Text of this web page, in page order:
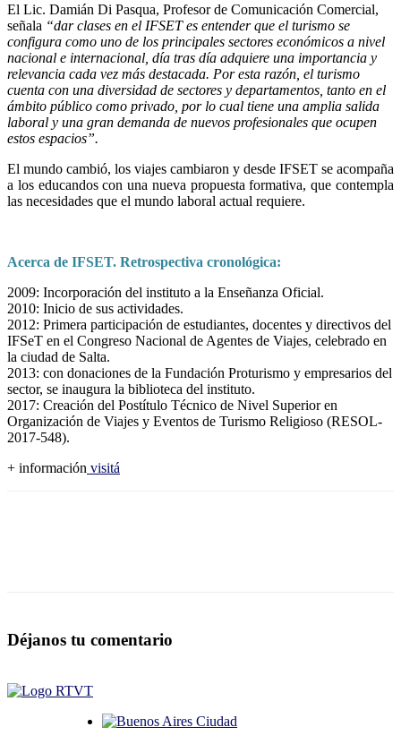
El Lic. Damián Di Pasqua, Profesor de Comunicación Comercial,
señala “dar clases en el IFSET es entender que el turismo se
configura como uno de los principales sectores económicos a nivel
nacional e internacional, día tras día adquiere una importancia y
relevancia cada vez más destacada. Por esta razón, el turismo
cuenta con una diversidad de sectores y departamentos, tanto en el
ámbito público como privado, por lo cual tiene una amplia salida
laboral y una gran demanda de nuevos profesionales que ocupen
estos espacios”.
El mundo cambió, los viajes cambiaron y desde IFSET se acompaña
a los educandos con una nueva propuesta formativa, que contempla
las necesidades que el mundo laboral actual requiere.
Acerca de IFSET. Retrospectiva cronológica:
2009: Incorporación del instituto a la Enseñanza Oficial.
2010: Inicio de sus actividades.
2012: Primera participación de estudiantes, docentes y directivos del
IFSeT en el Congreso Nacional de Agentes de Viajes, celebrado en
la ciudad de Salta.
2013: con donaciones de la Fundación Proturismo y empresarios del
sector, se inaugura la biblioteca del instituto.
2017: Creación del Postítulo Técnico de Nivel Superior en
Organización de Viajes y Eventos de Turismo Religioso (RESOL-
2017-548).
+ información visitá
Déjanos tu comentario